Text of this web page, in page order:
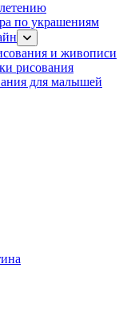
по украшениям
и живописи
рисования
для малышей